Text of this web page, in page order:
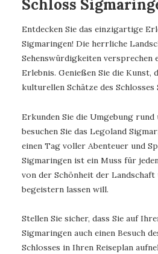
Schloss
Entdecken Sie das einzigartige
Sigmaringen! Die herrliche
Sehenswürdigkeiten versprechen
Erlebnis. Genießen Sie die
kulturellen Schätze des Schlosses
Erkunden Sie die Umgebung rund
besuchen Sie das Legoland
einen Tag voller Abenteuer und
Sigmaringen ist ein Muss für
von der Schönheit der
begeistern lassen will.
Stellen Sie sicher, dass Sie auf
Sigmaringen auch einen Besuch
Schlosses in Ihren Reiseplan